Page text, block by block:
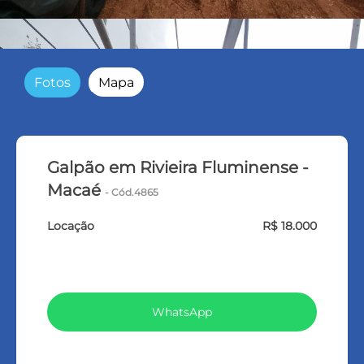
Fotos Mapa
Galpão em Rivieira Fluminense -
Macaé- Cód.4865
Locação R$ 18.000
WhatsApp